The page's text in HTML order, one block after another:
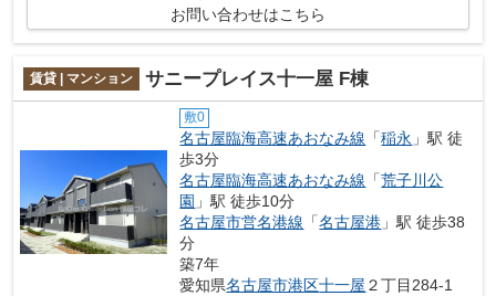
お問い合わせはこちら
賃貸 | マンション サニープレイス十一屋 F棟
敷0
名古屋臨海高速あおなみ線 「稲永 」駅 徒
歩3分
名古屋臨海高速あおなみ線 「荒子川公
園 」駅 徒歩10分
名古屋市営名港線 「名古屋港 」駅 徒歩38
分
築7年
愛知県名古屋市港区十一屋 ２丁目284-1